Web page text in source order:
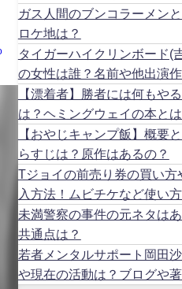
ガス人間のブンコラーメン
ロケ地は？
タイガーハイクリンボード(
の女性は誰？名前や他出演
【漂着者】勝者には何もや
は？ヘミングウェイの本とは
【おやじキャンプ飯】概要
らすじは？原作はあるの？
Tジョイの前売り券の買い方
入方法！ムビチケなど使い
未満警察の事件の元ネタは
共通点は？
若者メンタルサポート岡田
や現在の活動は？ブログや